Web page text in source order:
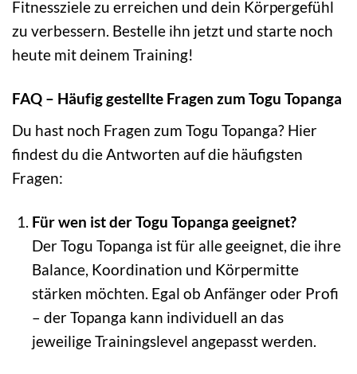
Fitnessziele zu erreichen und dein Körpergefühl
zu verbessern. Bestelle ihn jetzt und starte noch
heute mit deinem Training!
FAQ – Häufig gestellte Fragen zum Togu Topanga
Du hast noch Fragen zum Togu Topanga? Hier
findest du die Antworten auf die häufigsten
Fragen:
Für wen ist der Togu Topanga geeignet?
Der Togu Topanga ist für alle geeignet, die ihre
Balance, Koordination und Körpermitte
stärken möchten. Egal ob Anfänger oder Profi
– der Topanga kann individuell an das
jeweilige Trainingslevel angepasst werden.